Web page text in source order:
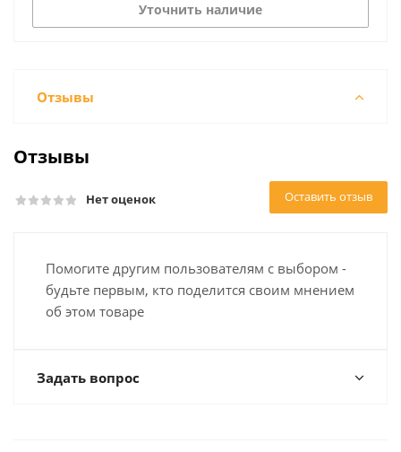
Уточнить наличие
Отзывы
Отзывы
Нет оценок Оставить отзыв
Помогите другим пользователям с выбором -
будьте первым, кто поделится своим мнением
об этом товаре
Задать вопрос